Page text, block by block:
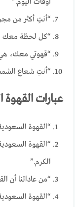
“أنتِ أكثر من
“كل لحظة معك
“قهوتي معك، هي
“أنتِ شعاع
عبارات
“القهوة
“القهوة
الكرم.”
“من عاداتنا أن
“القهوة